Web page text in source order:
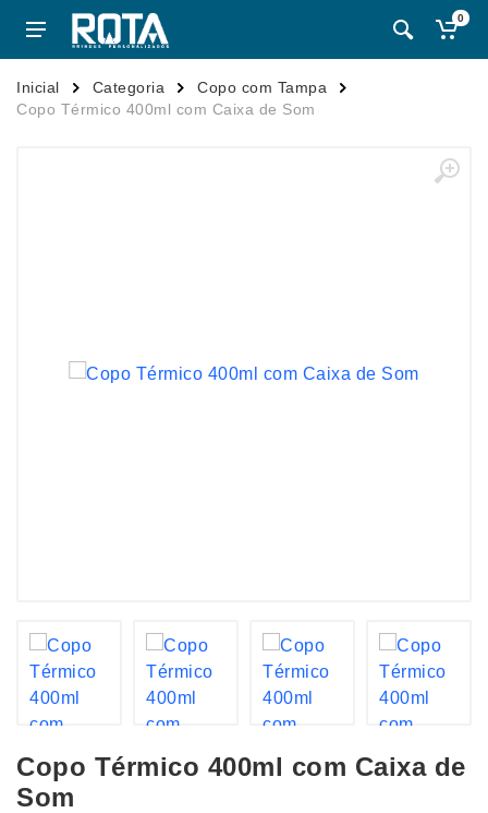
0
Inicial Categoria
Copo com Tampa
Copo Térmico 400ml com Caixa de Som
Copo Térmico 400ml com Caixa de
Som